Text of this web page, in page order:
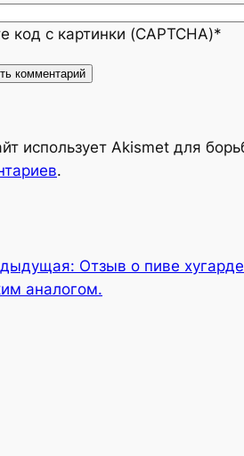
код с картинки (CAPTCHA)*
использует Akismet для
.
Отзыв о пиве
аналогом.